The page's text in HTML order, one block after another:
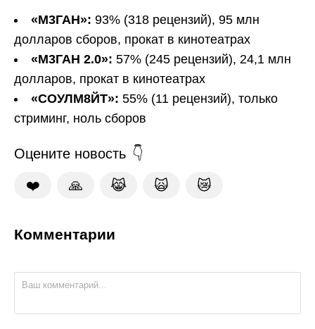
«М3ГАН»: 93% (318 рецензий), 95 млн
долларов сборов, прокат в кинотеатрах
«М3ГАН 2.0»: 57% (245 рецензий), 24,1 млн
долларов, прокат в кинотеатрах
«СОУЛМ8ЙТ»: 55% (11 рецензий), только
стриминг, ноль сборов
Оцените новость
❤️ 🙏 😹 🙀 😿
Комментарии